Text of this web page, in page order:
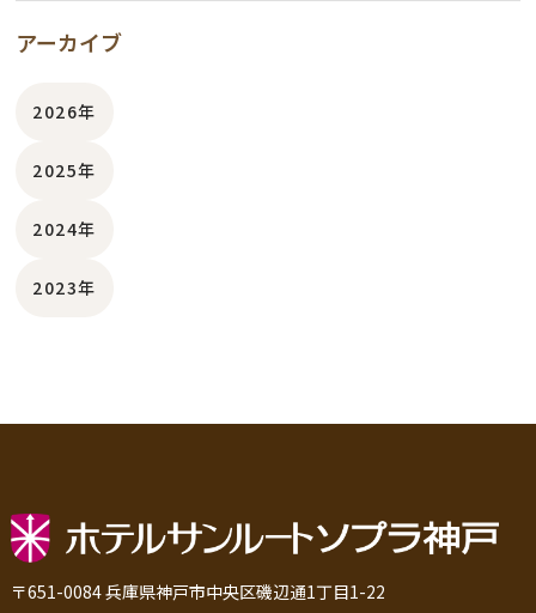
アーカイブ
2026年
2025年
2024年
2023年
〒651-0084 兵庫県神戸市中央区磯辺通1丁目1-22